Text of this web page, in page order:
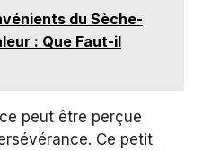
du Sèche-
: Que Faut-il
peut être perçue
Ce petit